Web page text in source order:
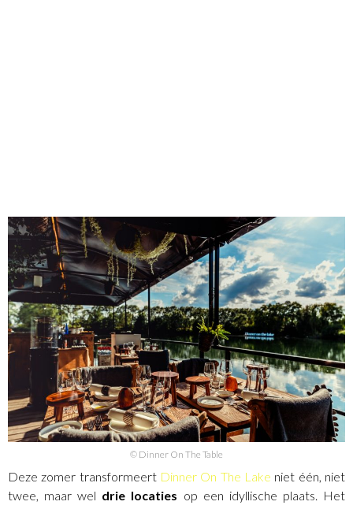
© Dinner On The Table
Deze zomer transformeert Dinner On The Lake niet één, niet
twee, maar wel drie locaties op een idyllische plaats. Het